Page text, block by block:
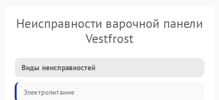
Неисправности варочной панели
Vestfrost
Виды неисправностей
Электропитание